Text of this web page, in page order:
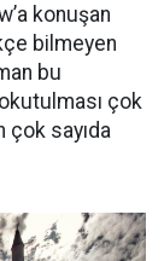
konuşan
bilmeyen
bu
okutulması çok
çok sayıda